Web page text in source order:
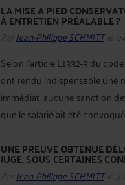
LA MISE À PIED
À ENTRETIEN PRÉALABLE ?
Par Jean-Philippe SCHMITTle
Selon l’article L1332-3 du
ont rendu indispensable une
immédiat, aucune sanction
que le salarié ait été convoqué
UNE PREUVE OBTENUE
JUGE, SOUS CERTAINES
Par Jean-Philippe SCHMITTle